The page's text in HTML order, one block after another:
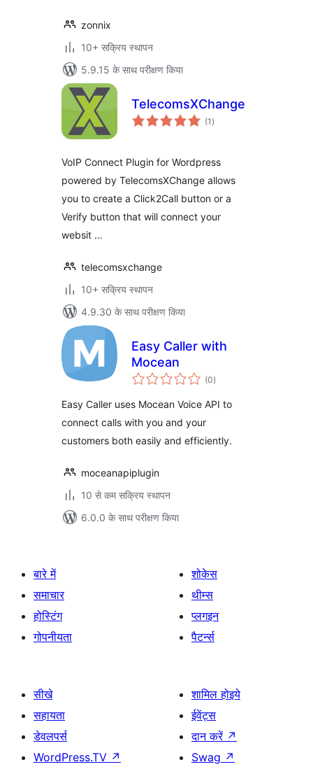
zonnix
10+ सक्रिय स्थापन
5.9.15 के साथ परीक्षण किया
TelecomsXChange
(1 कुल
दर)
VoIP Connect Plugin for Wordpress
powered by TelecomsXChange allows
you to create a Click2Call button or a
Verify button that will connect your
websit …
telecomsxchange
10+ सक्रिय स्थापन
4.9.30 के साथ परीक्षण किया
Easy Caller with
Mocean
(0कुल
दर)
Easy Caller uses Mocean Voice API to
connect calls with you and your
customers both easily and efficiently.
moceanapiplugin
10 से कम सक्रिय स्थापन
6.0.0 के साथ परीक्षण किया
बारे में
समाचार
होस्टिंग
गोपनीयता
शोकेस
थीम्स
प्लगइन
पैटर्न्स
सीखे
सहायता
डेवलपर्स
WordPress.TV ↗
शामिल होइये
ईवेंट्स
दान करें ↗
Swag ↗